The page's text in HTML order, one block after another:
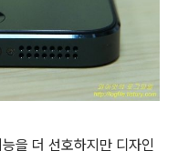
을 더 선호하지만 디자인